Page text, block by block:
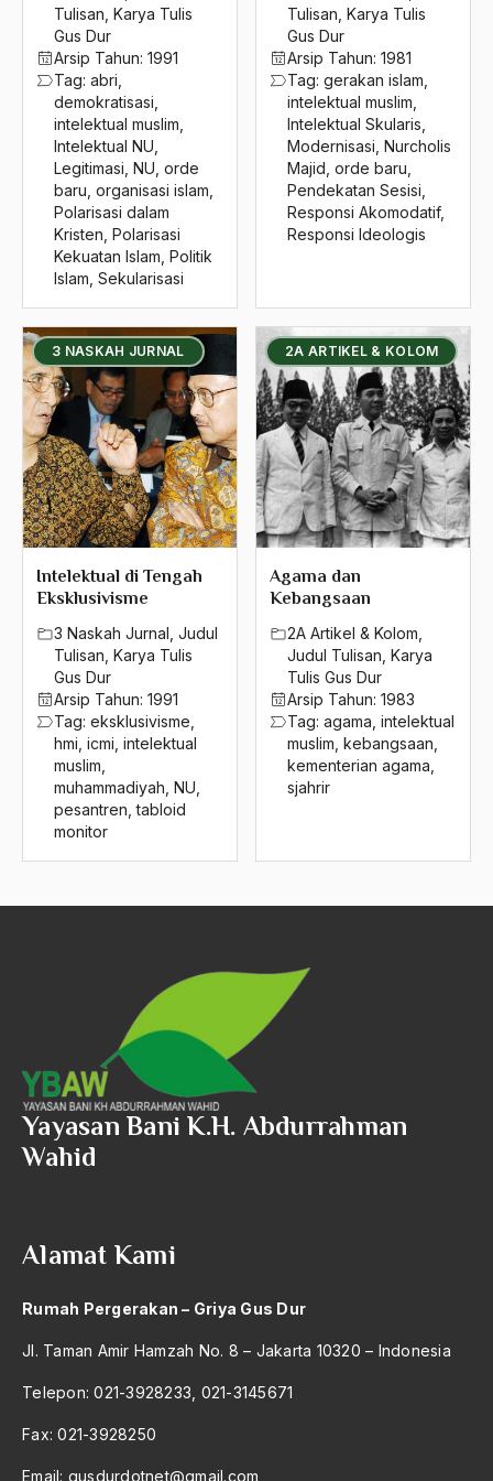
Tulisan Karya Tulis
Gus Dur
Arsip Tahun: 1991
Tag: abri
demokratisasi
intelektual muslim
Intelektual NU
Legitimasi NU orde
baru organisasi islam
Polarisasi dalam
Kristen Polarisasi
Kekuatan Islam Politik
Islam Sekularisasi
Tulisan Karya Tulis
Gus Dur
Arsip Tahun: 1981
Tag: gerakan islam
intelektual muslim
Intelektual Skularis
Modernisasi Nurcholis
Majid orde baru
Pendekatan Sesisi
Responsi Akomodatif,
Responsi Ideologis
3 NASKAH JURNAL
Intelektual di Tengah
Eksklusivisme
3 Naskah Jurnal Judul
Tulisan Karya Tulis
Gus Dur
Arsip Tahun: 1991
Tag: eksklusivisme
hmi icmi intelektual
muslim
muhammadiyah NU
pesantren ,tabloid
monitor
2A ARTIKEL & KOLOM
Agama dan
Kebangsaan
2A Artikel & Kolom
Judul Tulisan Karya
Tulis Gus Dur
Arsip Tahun: 1983
Tag: agama intelektual
muslim kebangsaan
kementerian agama
sjahrir
2016
2015
2014
2013
2012
2011
2010
2008
2007
2006
2005
2004
2003
2002
2001
2000
1999
1998
1997
1990
1989
1986
1985
1984
1983
1982
1981
interpretasi
Intervensi Sepiritual
Inul
inul daratista
invasi amerika
IPNU
Iptek
Ir. Akbar Tanjung
Ir. Salahuddin wahid
irak
iran
Iraq
Irian barat
Isha
Ishak Musa Al-Husaini
Islah
islam
islam agama sempurna
Islam Agama Terorisme
Islam dan Politik
Islam dan Seni
Islam di Indonesia
Islam di Malaysia
Islam Gedongan
islam indonesia
Islam Jama'ah
Islam Kanan
Yayasan Bani K.H. Abdurrahman
Wahid
Alamat Kami
Rumah Pergerakan – Griya Gus Dur
Jl. Taman Amir Hamzah No. 8 – Jakarta 10320 – Indonesia
Telepon: 021-3928233, 021-3145671
Fax: 021-3928250
Email: gusdurdotnet@gmail.com